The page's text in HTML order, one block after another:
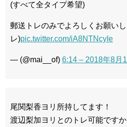
(すべて全タイプ希望)
郵送トレのみでよろしくお願い
レ)pic.twitter.com/iA8NTNcyIe
— (@mai__of) 6:14 – 2018年8月
尾関梨香ヨリ所持してます！
渡辺梨加ヨリとのトレ可能ですか